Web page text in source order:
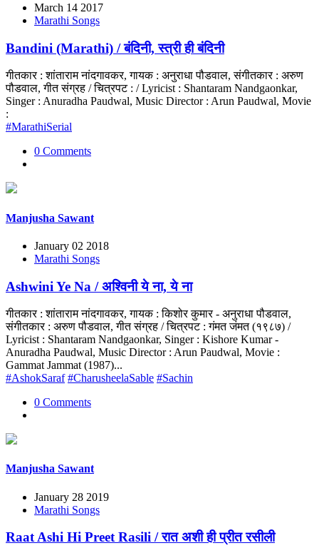
March 14 2017
Marathi Songs
Bandini (Marathi) / बंदिनी, स्त्री ही बंदिनी
गीतकार : शांताराम नांदगावकर, गायक : अनुराधा पौडवाल, संगीतकार : अरुण
पौडवाल, गीत संग्रह / चित्रपट : / Lyricist : Shantaram Nandgaonkar,
Singer : Anuradha Paudwal, Music Director : Arun Paudwal, Movie
:
#MarathiSerial
0 Comments
Manjusha Sawant
January 02 2018
Marathi Songs
Ashwini Ye Na / अश्विनी ये ना, ये ना
गीतकार : शांताराम नांदगावकर, गायक : किशोर कुमार - अनुराधा पौडवाल,
संगीतकार : अरुण पौडवाल, गीत संग्रह / चित्रपट : गंमत जंमत (१९८७) /
Lyricist : Shantaram Nandgaonkar, Singer : Kishore Kumar -
Anuradha Paudwal, Music Director : Arun Paudwal, Movie :
Gammat Jammat (1987)...
#AshokSaraf #CharusheelaSable #Sachin
0 Comments
Manjusha Sawant
January 28 2019
Marathi Songs
Raat Ashi Hi Preet Rasili / रात अशी ही प्रीत रसीली